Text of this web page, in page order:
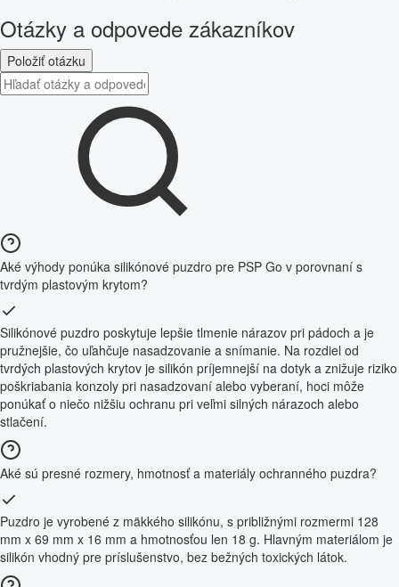
Otázky a odpovede zákazníkov
Položiť otázku
Aké výhody ponúka silikónové puzdro pre PSP Go v porovnaní s
tvrdým plastovým krytom?
Silikónové puzdro poskytuje lepšie tlmenie nárazov pri pádoch a je
pružnejšie, čo uľahčuje nasadzovanie a snímanie. Na rozdiel od
tvrdých plastových krytov je silikón príjemnejší na dotyk a znižuje riziko
poškriabania konzoly pri nasadzovaní alebo vyberaní, hoci môže
ponúkať o niečo nižšiu ochranu pri veľmi silných nárazoch alebo
stlačení.
Aké sú presné rozmery, hmotnosť a materiály ochranného puzdra?
Puzdro je vyrobené z mäkkého silikónu, s približnými rozmermi 128
mm x 69 mm x 16 mm a hmotnosťou len 18 g. Hlavným materiálom je
silikón vhodný pre príslušenstvo, bez bežných toxických látok.